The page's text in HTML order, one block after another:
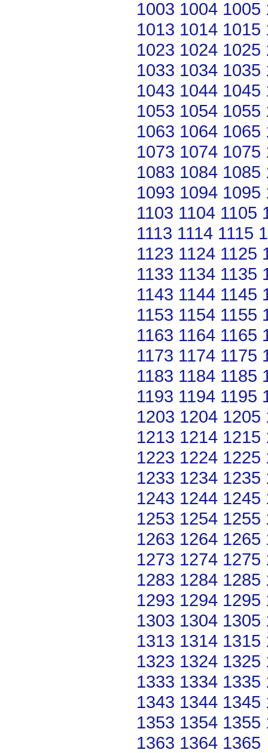
1003 1004 1005
1013 1014 1015
1023 1024 1025
1033 1034 1035
1043 1044 1045
1053 1054 1055
1063 1064 1065
1073 1074 1075
1083 1084 1085
1093 1094 1095
1103 1104 1105
1113 1114 1115
1123 1124 1125
1133 1134 1135
1143 1144 1145
1153 1154 1155
1163 1164 1165
1173 1174 1175
1183 1184 1185
1193 1194 1195
1203 1204 1205
1213 1214 1215
1223 1224 1225
1233 1234 1235
1243 1244 1245
1253 1254 1255
1263 1264 1265
1273 1274 1275
1283 1284 1285
1293 1294 1295
1303 1304 1305
1313 1314 1315
1323 1324 1325
1333 1334 1335
1343 1344 1345
1353 1354 1355
1363 1364 1365